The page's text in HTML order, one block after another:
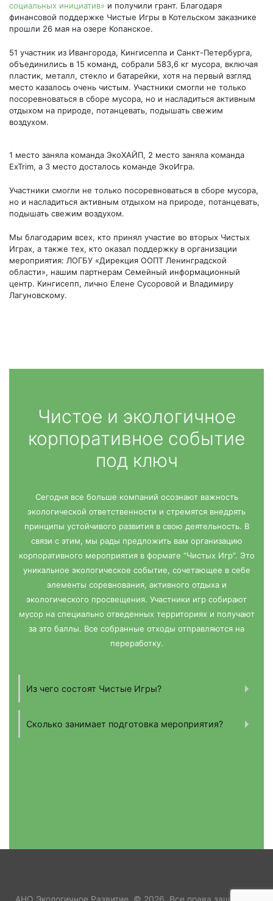
социальных инициатив» и получили грант. Благодаря
финансовой поддержке Чистые Игры в Котельском заказнике
прошли 26 мая на озере Копанское.
51 участник из Ивангорода, Кингисеппа и Санкт-Петербурга,
объединились в 15 команд, собрали 583,6 кг мусора, включая
пластик, металл, стекло и батарейки, хотя на первый взгляд
место казалось очень чистым. Участники смогли не только
посоревноваться в сборе мусора, но и насладиться активным
отдыхом на природе, потанцевать, подышать свежим
воздухом.
1 место заняла команда ЭкоХАЙП, 2 место заняла команда
ExTrim, а 3 место досталось команде ЭкоИгра.
Участники смогли не только посоревноваться в сборе мусора,
но и насладиться активным отдыхом на природе, потанцевать,
подышать свежим воздухом.
Мы благодарим всех, кто принял участие во вторых Чистых
Играх, а также тех, кто оказал поддержку в организации
мероприятия: ЛОГБУ «Дирекция ООПТ Ленинградской
области», нашим партнерам Семейный информационный
центр. Кингисепп, лично Елене Сусоровой и Владимиру
Лагуновскому.
Чистое и экологичное
корпоративное событие
под ключ
Сегодня все больше компаний осознают важность
экологической ответственности и стремятся внедрять
принципы устойчивого развития в свою деятельность. В
связи с этим, мы рады предложить вам организацию
корпоративного мероприятия в формате “Чистых Игр”. Это
уникальное экологическое событие, сочетающее в себе
элементы соревнования, активного отдыха и
экологического просвещения. Участники игр собирают
мусор на специально отведенных территориях и получают
за это баллы. Все собранные отходы отправляются на
переработку.
Из чего состоят Чистые Игры?
Сколько занимает подготовка мероприятия?